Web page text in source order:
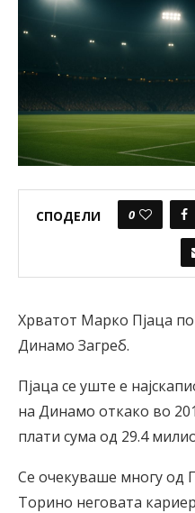
СПОДЕЛИ 0
Хрватот Марко Пјаца
Динамо Загреб.
Пјаца се уште е
на Динамо откако во
плати сума од 29.4
Се очекуваше многу од
Торино неговата